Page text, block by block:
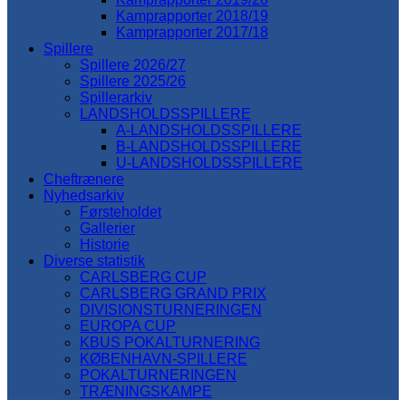
Kamprapporter 2018/19
Kamprapporter 2017/18
Spillere
Spillere 2026/27
Spillere 2025/26
Spillerarkiv
LANDSHOLDSSPILLERE
A-LANDSHOLDSSPILLERE
B-LANDSHOLDSSPILLERE
U-LANDSHOLDSSPILLERE
Cheftrænere
Nyhedsarkiv
Førsteholdet
Gallerier
Historie
Diverse statistik
CARLSBERG CUP
CARLSBERG GRAND PRIX
DIVISIONSTURNERINGEN
EUROPA CUP
KBUS POKALTURNERING
KØBENHAVN-SPILLERE
POKALTURNERINGEN
TRÆNINGSKAMPE